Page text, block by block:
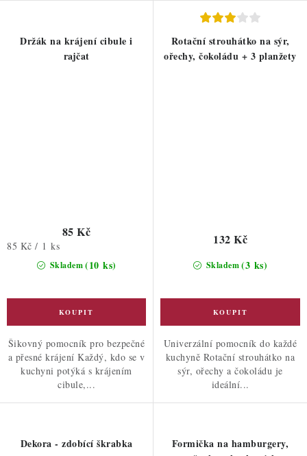
Držák na krájení cibule i
rajčat
Skladem(10 ks)
85 Kč
Měrná
85 Kč / 1 ks
Šikovný pomocník pro bezpečné
a přesné krájení Každý, kdo se v
kuchyni potýká s krájením
cibule,...
Rotační strouhátko na sýr,
ořechy, čokoládu + 3 planžety
Skladem(3 ks)
132 Kč
Univerzální pomocník do každé
kuchyně Rotační strouhátko na
sýr, ořechy a čokoládu je
ideální...
Dekora - zdobící škrabka
Formička na hamburgery,